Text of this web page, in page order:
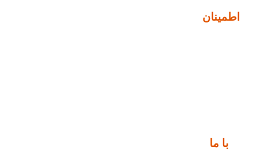
اطمینان
با ما